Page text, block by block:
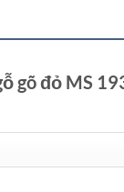
gõ đỏ MS